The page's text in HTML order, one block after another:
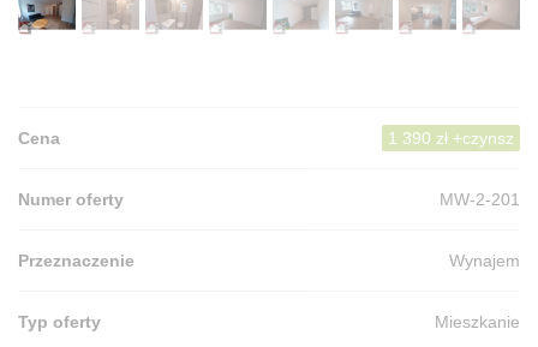
Cena 1 390 zł +czynsz
Numer oferty MW-2-201
Przeznaczenie Wynajem
Typ oferty Mieszkanie